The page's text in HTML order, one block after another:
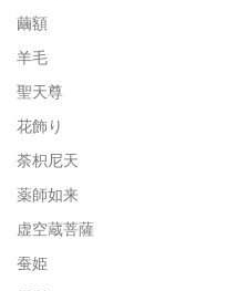
繭額
羊毛
聖天尊
花飾り
荼枳尼天
薬師如来
虚空蔵菩薩
蚕姫